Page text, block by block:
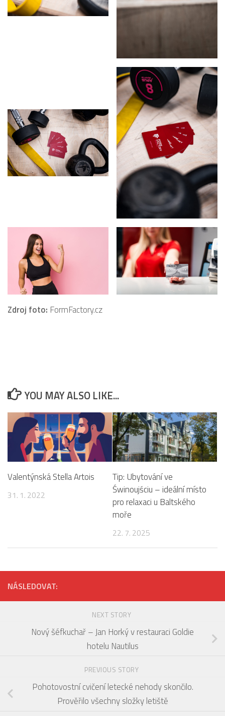
Zdroj foto: FormFactory.cz
YOU MAY ALSO LIKE...
Valentýnská Stella Artois
31. 1. 2022
Tip: Ubytování ve
Świnoujściu – ideální místo
pro relaxaci u Baltského
moře
22. 7. 2025
NÁSLEDOVAT:
NEXT STORY
Nový šéfkuchař – Jan Horký v restauraci Goldie
hotelu Nautilus
PREVIOUS STORY
Pohotovostní cvičení letecké nehody skončilo.
Prověřilo všechny složky letiště